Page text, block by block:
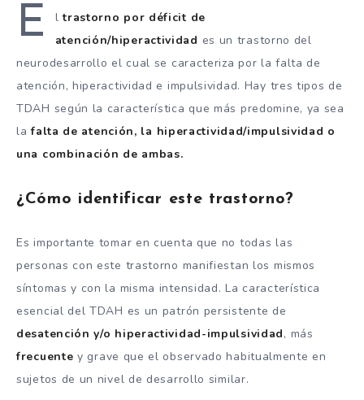
E ltrastorno por déficit de
atención/hiperactividad es un trastorno del
neurodesarrollo el cual se caracteriza por la falta de
atención, hiperactividad e impulsividad. Hay tres tipos de
TDAH según la característica que más predomine, ya sea
lafalta de atención, la hiperactividad/impulsividad o
una combinación de ambas.
¿Cómo identificar este trastorno?
Es importante tomar en cuenta que no todas las
personas con este trastorno manifiestan los mismos
síntomas y con la misma intensidad. La característica
esencial del TDAH es un patrón persistente de
desatención y/o hiperactividad-impulsividad, más
frecuente y grave que el observado habitualmente en
sujetos de un nivel de desarrollo similar.